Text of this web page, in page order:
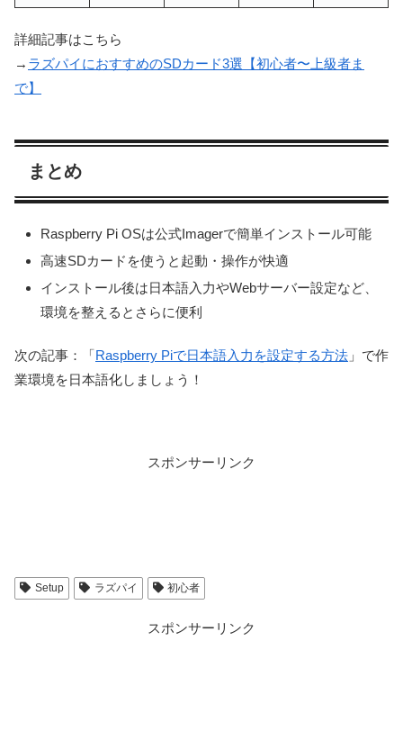
詳細記事はこちら
→ ラズパイにおすすめのSDカード3選【初心者〜上級者ま
で】
まとめ
Raspberry Pi OSは公式Imagerで簡単インストール可能
高速SDカードを使うと起動・操作が快適
インストール後は日本語入力やWebサーバー設定など、
環境を整えるとさらに便利
次の記事：「Raspberry Piで日本語入力を設定する方法 」で作
業環境を日本語化しましょう！
スポンサーリンク
Setup ラズパイ 初心者
スポンサーリンク